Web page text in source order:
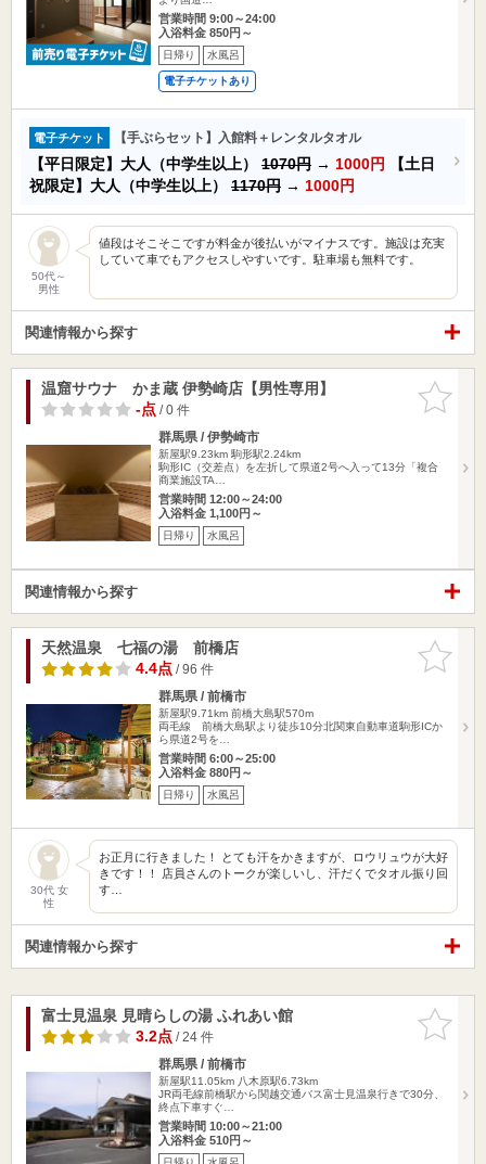
営業時間 9:00～24:00
入浴料金 850円～
日帰り 水風呂
電子チケットあり
電子チケット 【手ぶらセット】入館料＋レンタルタオル
【平日限定】大人（中学生以上） 1070円 → 1000円
【土日
祝限定】大人（中学生以上） 1170円 → 1000円
50代～
男性
値段はそこそこですが料金が後払いがマイナスです。施設は充実
していて車でもアクセスしやすいです。駐車場も無料です。
関連情報から探す
お気に入
りに追加
温窟サウナ かま蔵 伊勢崎店【男性専用】
-点/ 0 件
群馬県 / 伊勢崎市
新屋駅9.23km 駒形駅2.24km
駒形IC（交差点）を左折して県道2号へ入って13分「複合
商業施設TA…
営業時間 12:00～24:00
入浴料金 1,100円～
日帰り 水風呂
関連情報から探す
お気に入
りに追加
天然温泉 七福の湯 前橋店
4.4点/ 96 件
群馬県 / 前橋市
新屋駅9.71km 前橋大島駅570m
両毛線 前橋大島駅より徒歩10分北関東自動車道駒形ICか
ら県道2号を…
営業時間 6:00～25:00
入浴料金 880円～
日帰り 水風呂
30代 女
性
お正月に行きました！ とても汗をかきますが、ロウリュウが大好
きです！！ 店員さんのトークが楽しいし、汗だくでタオル振り回
す…
関連情報から探す
お気に入
りに追加
富士見温泉 見晴らしの湯 ふれあい館
3.2点/ 24 件
群馬県 / 前橋市
新屋駅11.05km 八木原駅6.73km
JR両毛線前橋駅から関越交通バス富士見温泉行きで30分、
終点下車すぐ…
営業時間 10:00～21:00
入浴料金 510円～